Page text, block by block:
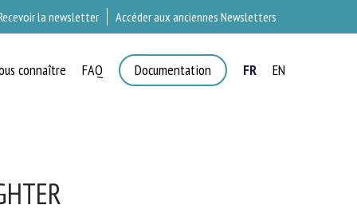
la newsletter Accéder aux anciennes Newsletters
connaître FAQ Documentation FR EN